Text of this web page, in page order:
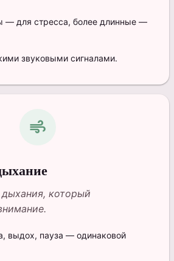
— для стресса, более длинные —
звуковыми сигналами.
air
который
выдох, пауза — одинаковой